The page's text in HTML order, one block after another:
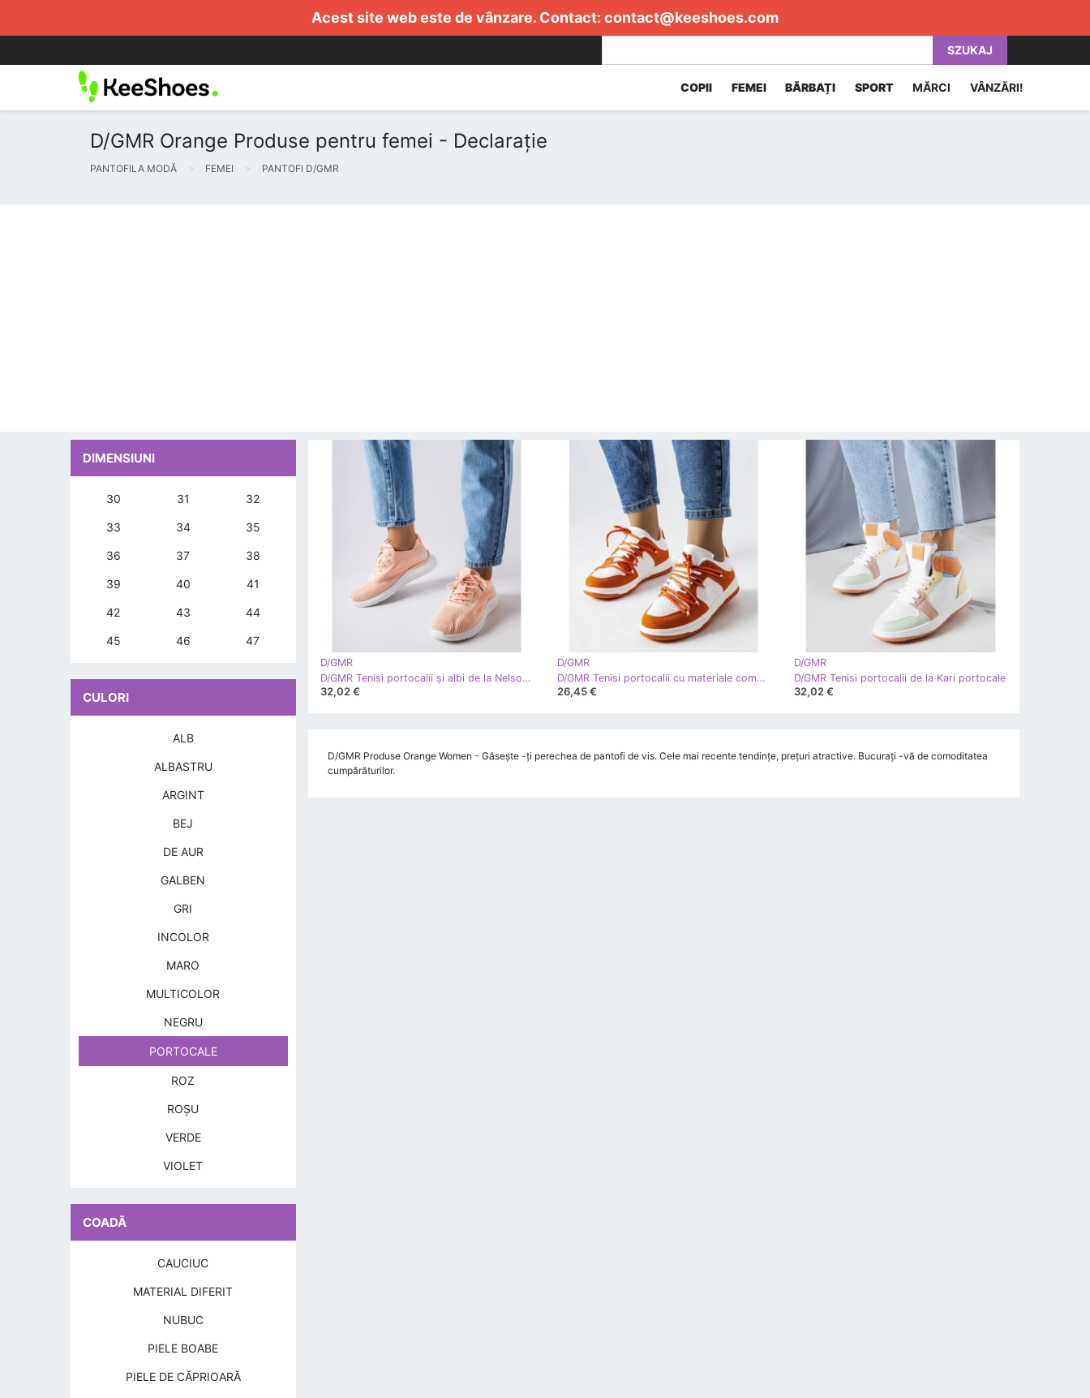
Acest site web este de vânzare. Contact: contact@keeshoes.com
SZUKAJ
COPII FEMEI BĂRBAȚI SPORT MĂRCI VÂNZĂRI!
D/GMR Orange Produse pentru femei - Declarație
PANTOFILA MODĂ FEMEI PANTOFI D/GMR
D/GMR
D/GMR Tenisi portocalii și albi de la Nelson portocale
32,02 €
D/GMR
D/GMR Tenisi portocalii cu materiale combinate de la Hila portocale
26,45 €
D/GMR
D/GMR Tenisi portocalii de la Kari portocale
32,02 €
D/GMR Produse Orange Women - Găsește -ți perechea de pantofi de vis. Cele mai recente tendințe, prețuri atractive. Bucurați -vă de comoditatea
cumpărăturilor.
DIMENSIUNI
30 31 32
33 34 35
36 37 38
39 40 41
42 43 44
45 46 47
CULORI
ALB
ALBASTRU
ARGINT
BEJ
DE AUR
GALBEN
GRI
INCOLOR
MARO
MULTICOLOR
NEGRU
PORTOCALE
ROZ
ROŞU
VERDE
VIOLET
COADĂ
CAUCIUC
MATERIAL DIFERIT
NUBUC
PIELE BOABE
PIELE DE CĂPRIOARĂ